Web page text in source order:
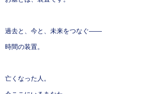
過去と、今と、未来をつなぐ——
時間の装置。
亡くなった人。